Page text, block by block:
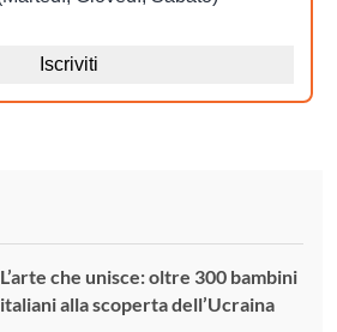
L’arte che unisce: oltre 300 bambini
italiani alla scoperta dell’Ucraina